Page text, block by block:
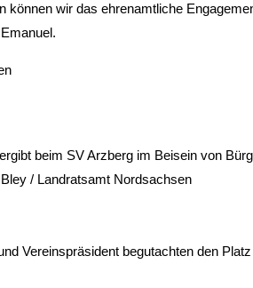
können wir das ehrenamtliche
beim SV Arzberg im Beisein von
/ Landratsamt Nordsachsen
Vereinspräsident begutachten den